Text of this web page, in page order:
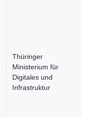
Thüringer
Ministerium für
Digitales und
Infrastruktur